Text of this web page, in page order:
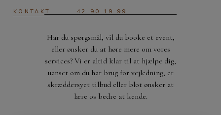
KONTAKT 42 90 19 99
Har du spørgsmål, vil du booke et event,
eller ønsker du at høre mere om vores
services? Vi er altid klar til at hjælpe dig,
uanset om du har brug for vejledning, et
skræddersyet tilbud eller blot ønsker at
lære os bedre at kende.